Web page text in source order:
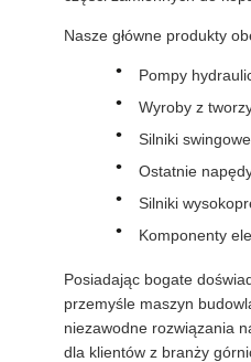
Nasze główne produkty
Pompy
Wyroby z
Silniki swingowe
Ostatnie
Silniki
Komponenty
Posiadając bogate
przemyśle maszyn
niezawodne rozwiązania
dla klientów z branży